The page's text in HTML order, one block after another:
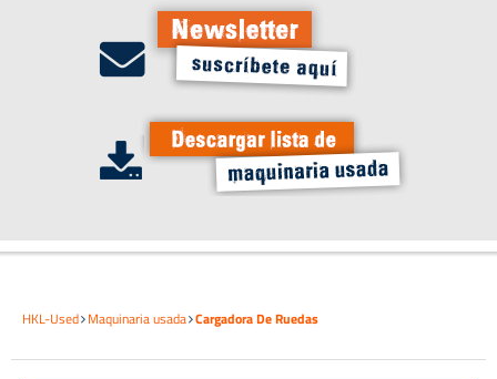
HKL-Used Maquinaria usada Cargadora De Ruedas